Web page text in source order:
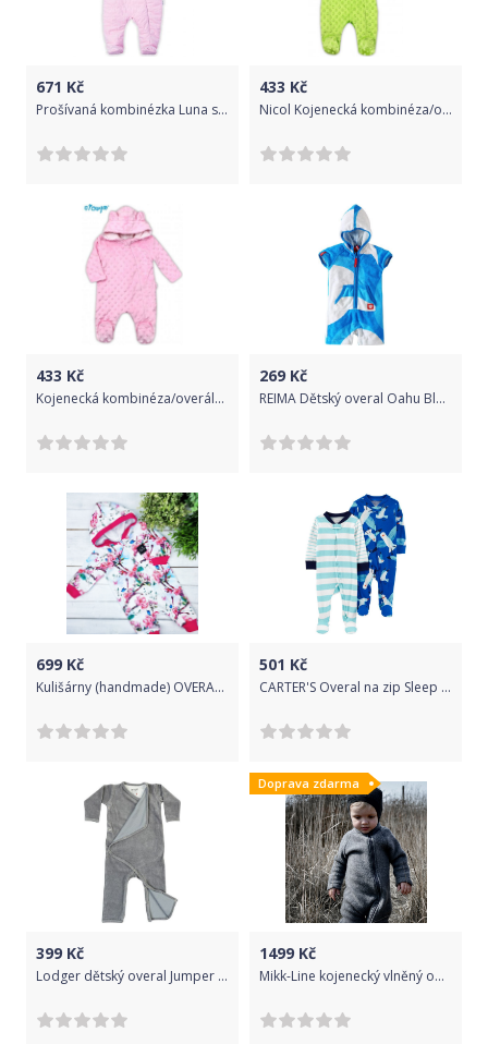
671 Kč
Prošívaná kombinézka Luna s kapucí Velvet, Nicol - sv. růžová. vel. 80
433 Kč
Nicol Kojenecká kombinéza/overálek Nicol, Bubble minky - zelená, vel. 68 68 (4-6m)
433 Kč
Kojenecká kombinéza/overálek Nicol, Bubble minky - sv. růžová
269 Kč
REIMA Dětský overal Oahu Blue 68
699 Kč
Kulišárny (handmade) OVERAL CHERRY violet VELIKOST: 74
501 Kč
CARTER'S Overal na zip Sleep & Play Blue Seagull kluk 2ks NB/vel. 56
399 Kč
Lodger dětský overal Jumper Empire Donkey 68 šedá
Doprava zdarma
1499 Kč
Mikk-Line kojenecký vlněný oblek OEKO - TEX Melange Grey 50005 Velikost: 62